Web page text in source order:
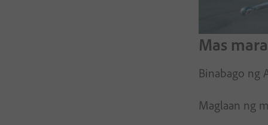
Mas
Binabago ng
Maglaan ng